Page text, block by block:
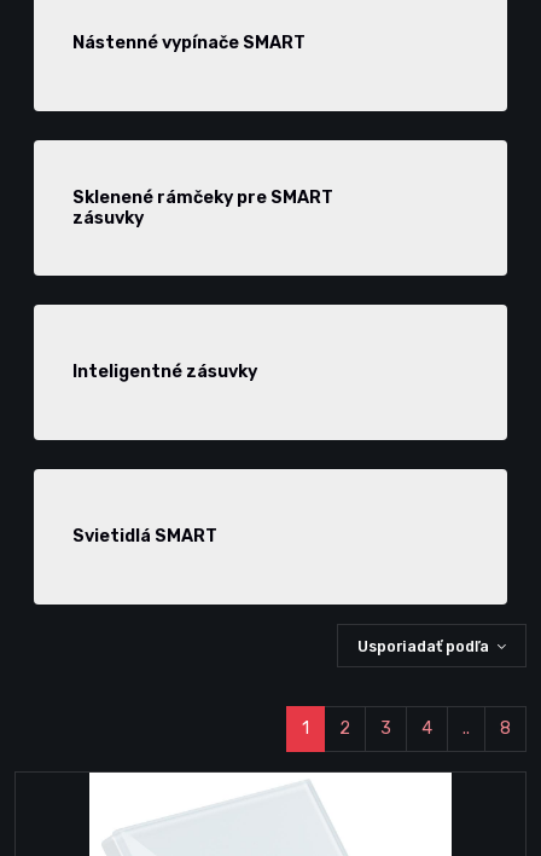
Nástenné vypínače SMART
Sklenené rámčeky pre SMART
zásuvky
Inteligentné zásuvky
Svietidlá SMART
Usporiadať podľa
1 2 3 4 .. 8